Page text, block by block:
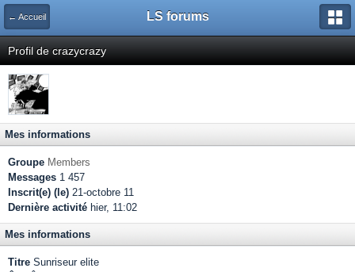
← Accueil LS forums
Profil de crazycrazy
Mes informations
Groupe Members
Messages 1 457
Inscrit(e) (le) 21-octobre 11
Dernière activité hier, 11:02
Mes informations
Titre Sunriseur elite